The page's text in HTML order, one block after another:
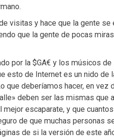
visitas y hace que la gente se
que la gente de pocas
por la $GA€ y los músicos de
esto de Internet es un nido de
que deberíamos hacer, en vez
deben ser las mismas que
escaparate, y que
de que muchas personas
de si la versión de este